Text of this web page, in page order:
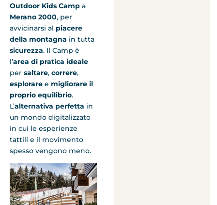
Outdoor Kids Camp a
Merano 2000, per
avvicinarsi al piacere
della montagna in tutta
sicurezza. Il Camp è
l’area di pratica ideale
per saltare, correre,
esplorare e migliorare il
proprio equilibrio.
L’alternativa perfetta in
un mondo digitalizzato
in cui le esperienze
tattili e il movimento
spesso vengono meno.